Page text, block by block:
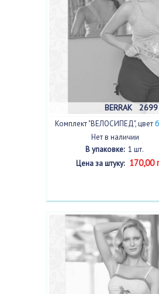
BERRAK 2699
Комплект "ВЕЛОСИПЕД", цвет
фото
Нет в наличии
В упаковке:1 шт.
Цена за штуку:170,00